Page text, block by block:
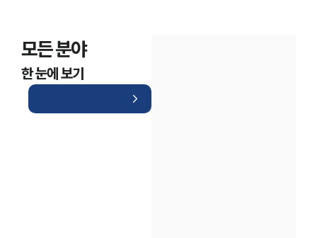
모든 분야
한 눈에 보기